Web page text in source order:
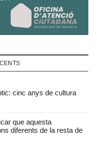
cinc anys de cultura
que aquesta
diferents de la resta de